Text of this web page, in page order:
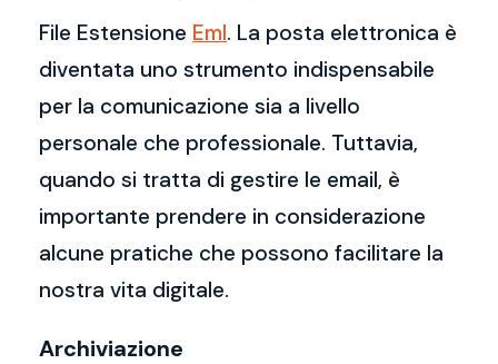
File Estensione Eml. La posta elettronica è
diventata uno strumento indispensabile
per la comunicazione sia a livello
personale che professionale. Tuttavia,
quando si tratta di gestire le email, è
importante prendere in considerazione
alcune pratiche che possono facilitare la
nostra vita digitale.
Archiviazione